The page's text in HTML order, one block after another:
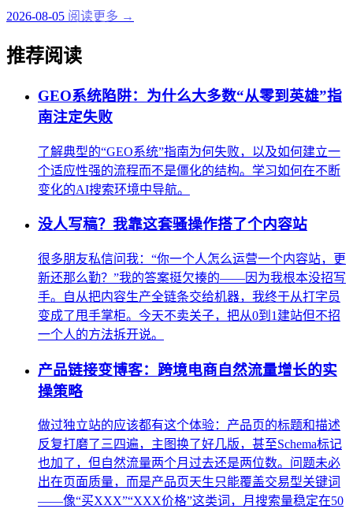
2026-08-05 阅读更多 →
推荐阅读
GEO系统陷阱：为什么大多数“从零到英雄”指
南注定失败
了解典型的“GEO系统”指南为何失败，以及如何建立一
个适应性强的流程而不是僵化的结构。学习如何在不断
变化的AI搜索环境中导航。
没人写稿？我靠这套骚操作搭了个内容站
很多朋友私信问我：“你一个人怎么运营一个内容站，更
新还那么勤？”我的答案挺欠揍的——因为我根本没招写
手。自从把内容生产全链条交给机器，我终于从打字员
变成了甩手掌柜。今天不卖关子，把从0到1建站但不招
一个人的方法拆开说。
产品链接变博客：跨境电商自然流量增长的实
操策略
做过独立站的应该都有这个体验：产品页的标题和描述
反复打磨了三四遍，主图换了好几版，甚至Schema标记
也加了，但自然流量两个月过去还是两位数。问题未必
出在页面质量，而是产品页天生只能覆盖交易型关键词
——像“买XXX”“XXX价格”这类词，月搜索量稳定在50